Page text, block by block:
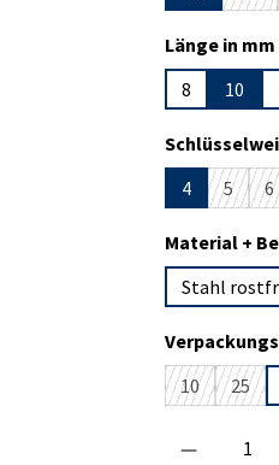
Länge in mm
8
10
4
5
(Diese
6
Material +
Stahl
10
(Diese
25